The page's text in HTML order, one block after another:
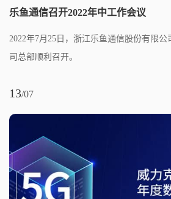
乐鱼通信召开2022年中工作会议
2022年7月25日，浙江乐鱼通信股份有限
司总部顺利召开。
13/07